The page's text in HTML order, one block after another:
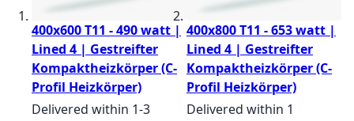
400x600 T11 - 490 watt |
Lined 4 | Gestreifter
Kompaktheizkörper (C-
Profil Heizkörper)
Delivered within 1-3
400x800 T11 - 653 watt |
Lined 4 | Gestreifter
Kompaktheizkörper (C-
Profil Heizkörper)
Delivered within 1